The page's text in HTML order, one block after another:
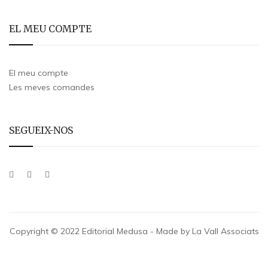
EL MEU COMPTE
El meu compte
Les meves comandes
SEGUEIX-NOS
Copyright © 2022 Editorial Medusa - Made by La Vall Associats